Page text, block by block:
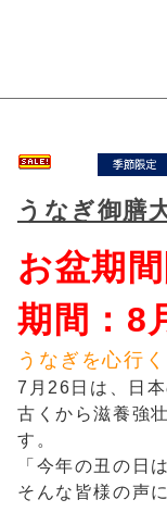
うなぎ御膳
お盆期
期間：8
うなぎを心行
7月26日は、日
古くから滋養強
す。
「今年の丑の日
そんな皆様の声